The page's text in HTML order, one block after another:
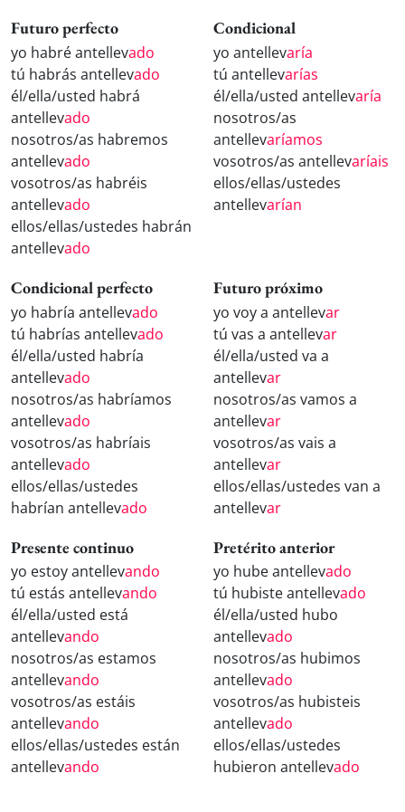
Futuro perfecto
yo habré antellevado
tú habrás antellevado
él/ella/usted habrá
antellevado
nosotros/as habremos
antellevado
vosotros/as habréis
antellevado
ellos/ellas/ustedes habrán
antellevado
Condicional
yo antellevaría
tú antellevarías
él/ella/usted antellevaría
nosotros/as
antellevaríamos
vosotros/as antellevaríais
ellos/ellas/ustedes
antellevarían
Condicional perfecto
yo habría antellevado
tú habrías antellevado
él/ella/usted habría
antellevado
nosotros/as habríamos
antellevado
vosotros/as habríais
antellevado
ellos/ellas/ustedes
habrían antellevado
Futuro próximo
yo voy a antellevar
tú vas a antellevar
él/ella/usted va a
antellevar
nosotros/as vamos a
antellevar
vosotros/as vais a
antellevar
ellos/ellas/ustedes van a
antellevar
Presente continuo
yo estoy antellevando
tú estás antellevando
él/ella/usted está
antellevando
nosotros/as estamos
antellevando
vosotros/as estáis
antellevando
ellos/ellas/ustedes están
antellevando
Pretérito anterior
yo hube antellevado
tú hubiste antellevado
él/ella/usted hubo
antellevado
nosotros/as hubimos
antellevado
vosotros/as hubisteis
antellevado
ellos/ellas/ustedes
hubieron antellevado